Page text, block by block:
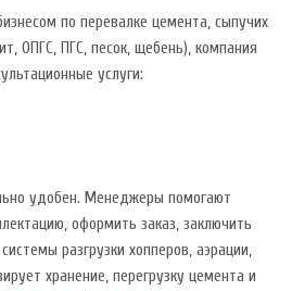
по перевалке цемента, сыпучих
ОПГС, ПГС, песок, щебень), компания
услуги:
удобен. Менеджеры помогают
оформить заказ, заключить
разгрузки хопперов, аэрации,
хранение, перегрузку цемента и